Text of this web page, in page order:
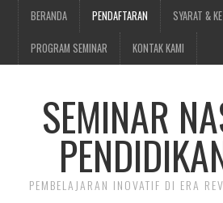
BERANDA PENDAFTARAN SYARAT &
PROGRAM SEMINAR KONTAK KAMI
SEMINAR
PEMBELAJARAN INOVATIF DI ERA